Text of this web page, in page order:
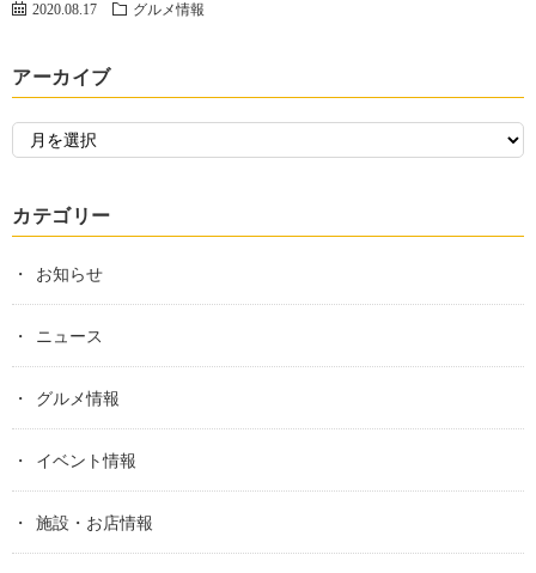
2020.08.17 グルメ情報
アーカイブ
カテゴリー
お知らせ
ニュース
グルメ情報
イベント情報
施設・お店情報